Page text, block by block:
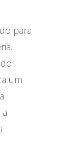
para
um